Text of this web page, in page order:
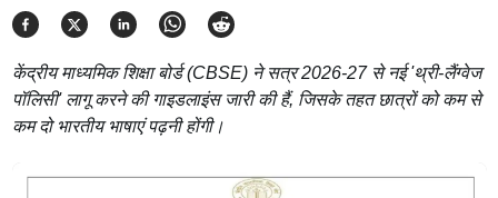
केंद्रीय माध्यमिक शिक्षा बोर्ड (CBSE) ने सत्र 2026-27 से नई 'थ्री-लैंग्वेज
पॉलिसी' लागू करने की गाइडलाइंस जारी की हैं, जिसके तहत छात्रों को कम से
कम दो भारतीय भाषाएं पढ़नी होंगी।